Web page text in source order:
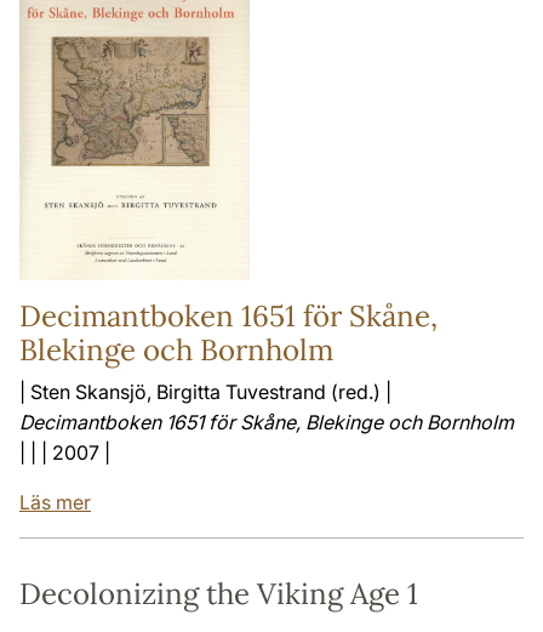
Decimantboken 1651 för Skåne,
Blekinge och Bornholm
| Sten Skansjö, Birgitta Tuvestrand (red.) |
Decimantboken 1651 för Skåne, Blekinge och Bornholm
| | | 2007 |
Läs mer
Decolonizing the Viking Age 1